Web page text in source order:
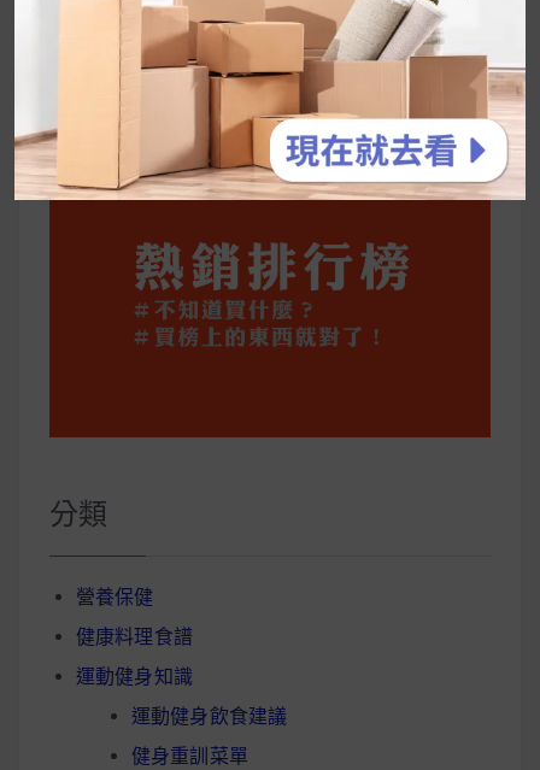
維持全攻略
公主營養師：飲食改變也是能快樂執行的！6 個
你一定要知道的技巧
分類
營養保健
健康料理食譜
運動健身知識
運動健身飲食建議
健身重訓菜單